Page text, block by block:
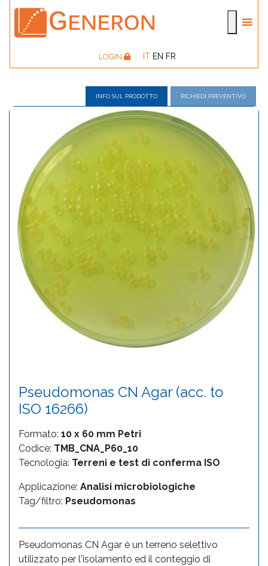
LOGIN IT EN FR
INFO SUL PRODOTTO RICHIEDI PREVENTIVO
Pseudomonas CN Agar (acc. to
ISO 16266)
Formato: 10 x 60 mm Petri
Codice: TMB_CNA_P60_10
Tecnologia: Terreni e test di conferma ISO
Applicazione: Analisi microbiologiche
Tag/filtro: Pseudomonas
Pseudomonas CN Agar è un terreno selettivo
utilizzato per l'isolamento ed il conteggio di